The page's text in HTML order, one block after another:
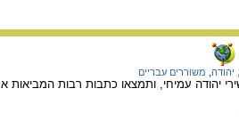
יהודה משוררים עבריים
יהודה עמיחי, ותמצאו כתבות רבות המביאות